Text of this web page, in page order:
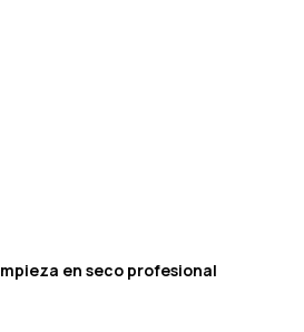
en seco profesional